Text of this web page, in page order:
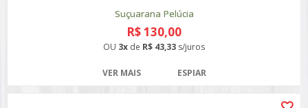
Suçuarana Pelúcia
R$ 130,00
OU 3x de R$ 43,33 s/juros
VER MAIS ESPIAR